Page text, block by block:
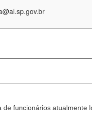
funcionários atualmente